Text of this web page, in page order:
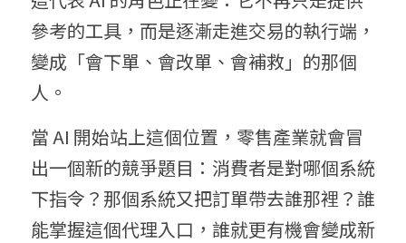
參考的工具，而是逐漸走進交易的執行端，
變成「會下單、會改單、會補救」的那個
人。
當 AI 開始站上這個位置，零售產業就會冒
出一個新的競爭題目：消費者是對哪個系統
下指令？那個系統又把訂單帶去誰那裡？誰
能掌握這個代理入口，誰就更有機會變成新